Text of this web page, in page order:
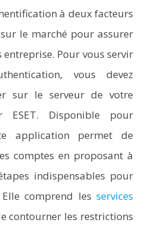
à deux facteurs
le marché pour assurer
Pour vous servir
vous devez
sur le serveur de votre
ESET. Disponible pour
application permet de
comptes en proposant à
indispensables pour
comprend les services
contourner les restrictions